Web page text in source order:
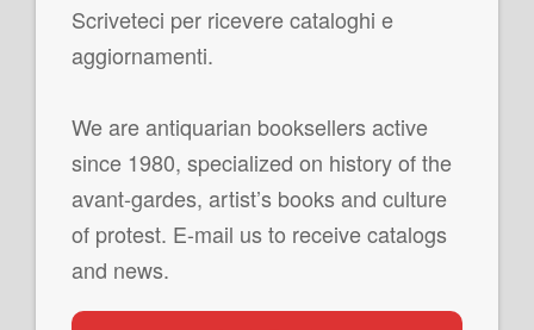
Scriveteci per ricevere cataloghi e
aggiornamenti.
We are antiquarian booksellers active
since 1980, specialized on history of the
avant-gardes, artist’s books and culture
of protest. E-mail us to receive catalogs
and news.